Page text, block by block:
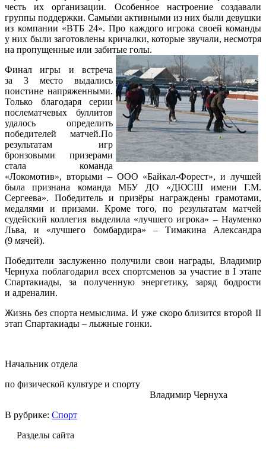
честь их организации. Особенное настроение создавали
группы поддержки. Самыми активными из них были девушки
из компании «ВТБ 24». Про каждого игрока своей команды
у них были заготовлены кричалки, которые звучали, несмотря
на пропущенные или забитые голы.
Финал игры и встреча
за 3 место выдались
поистине напряженными.
Только благодаря серии
послематчевых буллитов
удалось определить
победителей матчей.По
результатам игр
бронзовыми призерами
стала команда
«Локомотив», вторыми – ООО «Байкал-Форест», и лучшей
была признана команда МБУ ДО «ДЮСШ имени Г.М.
Сергеева». Победитель и призёры награждены грамотами,
медалями и призами. Кроме того, по результатам матчей
судейский коллегия выделила «лучшего игрока» – Науменко
Льва, и «лучшего бомбардира» – Тимакина Александра
(9 мячей).
Победители заслуженно получили свои награды, Владимир
Чернуха поблагодарил всех спортсменов за участие в I этапе
Спартакиады, за полученную энергетику, заряд бодрости
и адреналин.
Жизнь без спорта немыслима. И уже скоро близится второй II
этап Спартакиады – лыжные гонки.
Начальник отдела
по физической культуре и спорту
Владимир Чернуха
В рубрике: Спорт
Разделы сайта